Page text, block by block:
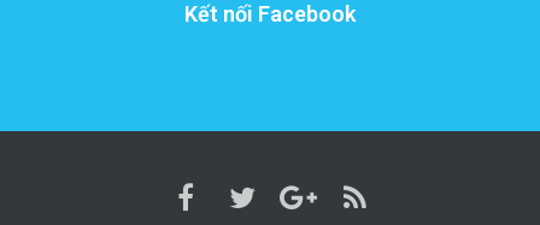
Kết nối Facebook